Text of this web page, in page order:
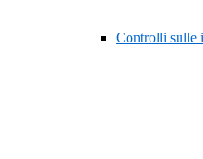
Controlli sulle